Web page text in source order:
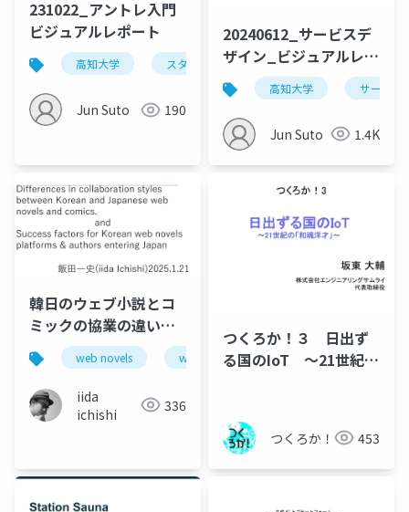
231022_アントレ入門
ビジュアルレポート
高知大学 スタートアップ アントレプレナーシップ
Jun Suto 190
20240612_サービスデ
ザイン_ビジュアルレポ
ート_Day3_公開用
高知大学 サービス
Jun Suto 1.4K
韓日のウェブ小説とコ
ミックの協業の違い
Differences in
collaboration styles
between Korean and
Japanese web novels
Korean web novels
platforms & authors
web novels webtoon comic manga
iida
ichishi
336
つくろか！３ 日出ず
る国のIoT ～21世紀の
つくろか！ 453